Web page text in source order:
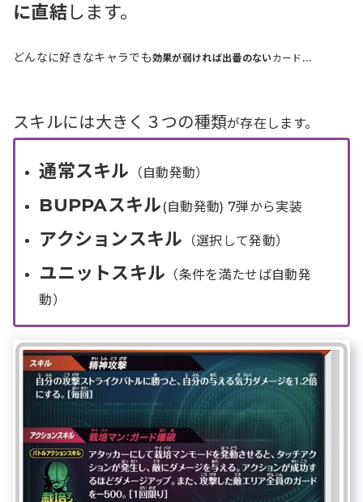
に直結します。
どんなに好きなキャラでも効果が弱ければ出番のないカード …
スキルには大きく３つの種類が存在します。
通常スキル （自動発動）
BUPPAスキル (自動発動) 7弾から実装
アクションスキル （選択して発動）
ユニットスキル （条件を満たせば自動発
動）